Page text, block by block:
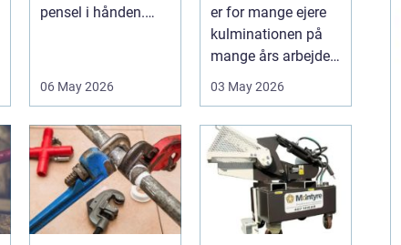
pensel i hånden.
06 May 2026
er for mange ejere
kulminationen på
mange års arbejde.
Det kan være en
planlagt e...
03 May 2026